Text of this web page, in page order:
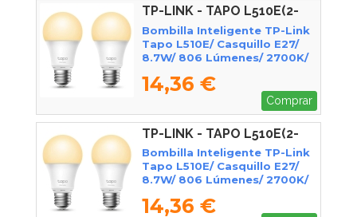
TP-LINK - TAPO L510E(2-
PACK)
Bombilla Inteligente TP-Link
Tapo L510E/ Casquillo E27/
8.7W/ 806 Lúmenes/ 2700K/
14,36 €
Comprar
TP-LINK - TAPO L510E(2-
PACK) V2
Bombilla Inteligente TP-Link
Tapo L510E/ Casquillo E27/
8.7W/ 806 Lúmenes/ 2700K/
14,36 €